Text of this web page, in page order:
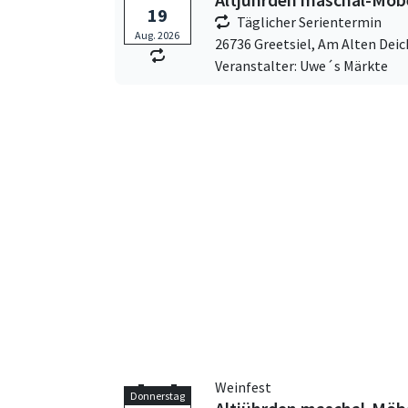
19
Aug. 2026
Täglicher Serientermin
26736 Greetsiel, Am Alten
Veranstalter: Uwe´s Märkte
Donnerstag Weinfest